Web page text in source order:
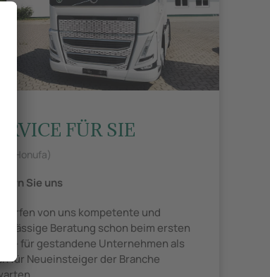
FÜR SIE
Honufa)
Sie uns
dürfen von uns kompetente und
Beratung schon beim ersten
- für gestandene Unternehmen als
für Neueinsteiger der Branche